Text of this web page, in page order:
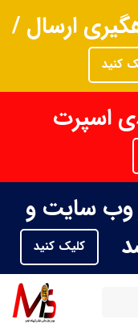
ارسال /
کنید
اسپرت
وب سایت و
کلیک کنید